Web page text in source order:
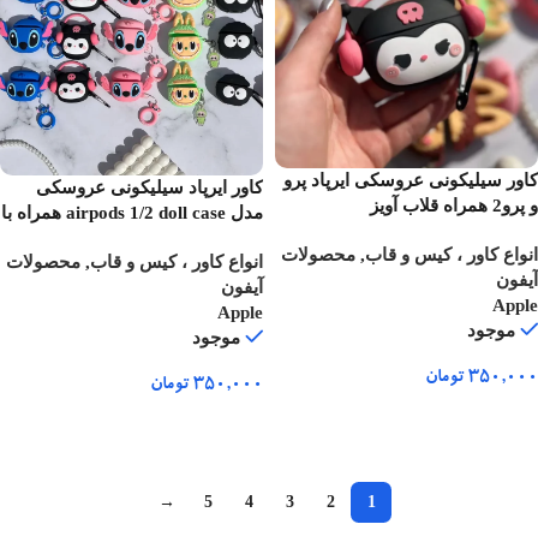
کاور سیلیکونی عروسکی ایرپاد پرو
و پرو2 همراه قلاب آویز
انواع کاور ، کیس و قاب, محصولات
آیفون
Apple
موجود
۳۵۰,۰۰۰ تومان
کاور ایرپاد سیلیکونی عروسکی
مدل airpods 1/2 doll case همراه با
انواع کاور ، کیس و قاب, محصولات
آیفون
Apple
موجود
۳۵۰,۰۰۰ تومان
1
2
3
4
5
→